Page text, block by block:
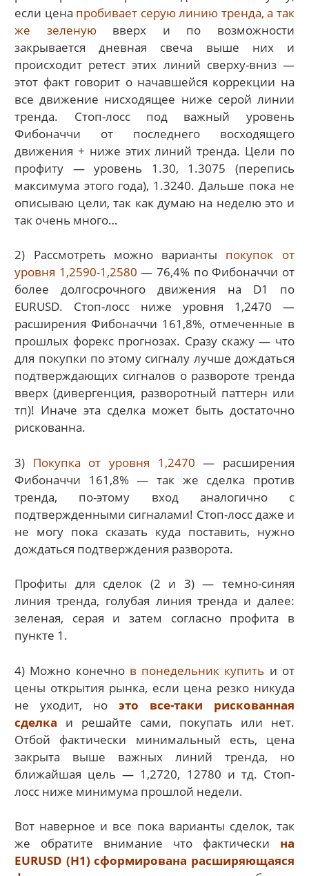
если цена пробивает серую линию тренда, а так
же зеленуювверх и по возможности
закрывается дневная свеча выше них и
происходит ретест этих линий сверху-вниз —
этот факт говорит о начавшейся коррекции на
все движение нисходящее ниже серой линии
тренда. Стоп-лосс под важный уровень
Фибоначчи от последнего восходящего
движения + ниже этих линий тренда. Цели по
профиту — уровень 1.30, 1.3075 (перепись
максимума этого года), 1.3240. Дальше пока не
описываю цели, так как думаю на неделю это и
так очень много…
2) Рассмотреть можно варианты покупок от
уровня 1,2590-1,2580 — 76,4% по Фибоначчи от
более долгосрочного движения на D1 по
EURUSD. Стоп-лосс ниже уровня 1,2470 —
расширения Фибоначчи 161,8%, отмеченные в
прошлых форекс прогнозах. Сразу скажу — что
для покупки по этому сигналу лучше дождаться
подтверждающих сигналов о развороте тренда
вверх (дивергенция, разворотный паттерн или
тп)! Иначе эта сделка может быть достаточно
рискованна.
3) Покупка от уровня 1,2470 — расширения
Фибоначчи 161,8% — так же сделка против
тренда, по-этому вход аналогично с
подтвержденными сигналами! Стоп-лосс даже и
не могу пока сказать куда поставить, нужно
дождаться подтверждения разворота.
Профиты для сделок (2 и 3) — темно-синяя
линия тренда, голубая линия тренда и далее:
зеленая, серая и затем согласно профита в
пункте 1.
4) Можно конечно в понедельник купить и от
цены открытия рынка, если цена резко никуда
не уходит, но
это все-таки рискованная
сделка и решайте сами, покупать или нет.
Отбой фактически минимальный есть, цена
закрыта выше важных линий тренда, но
ближайшая цель — 1,2720, 12780 и тд. Стоп-
лосс ниже минимума прошлой недели.
Вот наверное и все пока варианты сделок, так
же обратите внимание что фактически на
EURUSD (H1) сформирована расширяющаяся